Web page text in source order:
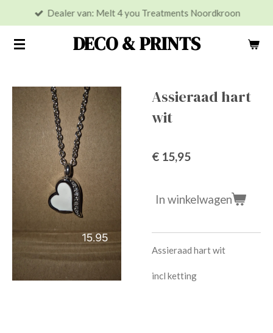
naar
DECO & PRINTS
Dealer van: Melt 4 you Treatments Noordkroon
Assieraad hart
wit
€ 15,95
In winkelwagen
Assieraad hart wit
incl ketting